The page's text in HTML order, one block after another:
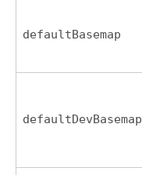
defaultBasemap
defaultDevBasemap